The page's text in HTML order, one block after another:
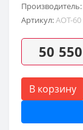
Производитель:
Артикул:AOT-60
50
В корзину